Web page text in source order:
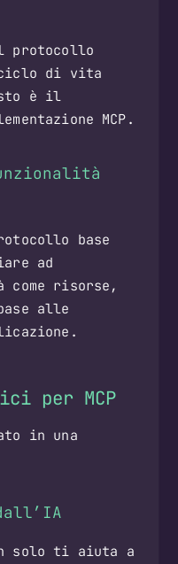
protocollo
ciclo di vita
è il
MCP.
base
ad
come risorse,
alle
per MCP
in una
solo ti aiuta a